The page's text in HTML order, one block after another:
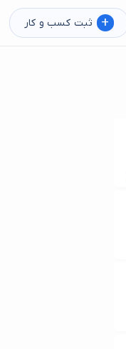
+ ثبت کسب و کار